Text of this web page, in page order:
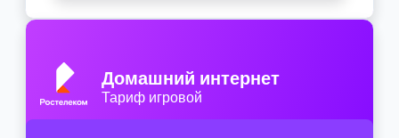
Домашний интернет
Тариф игровой